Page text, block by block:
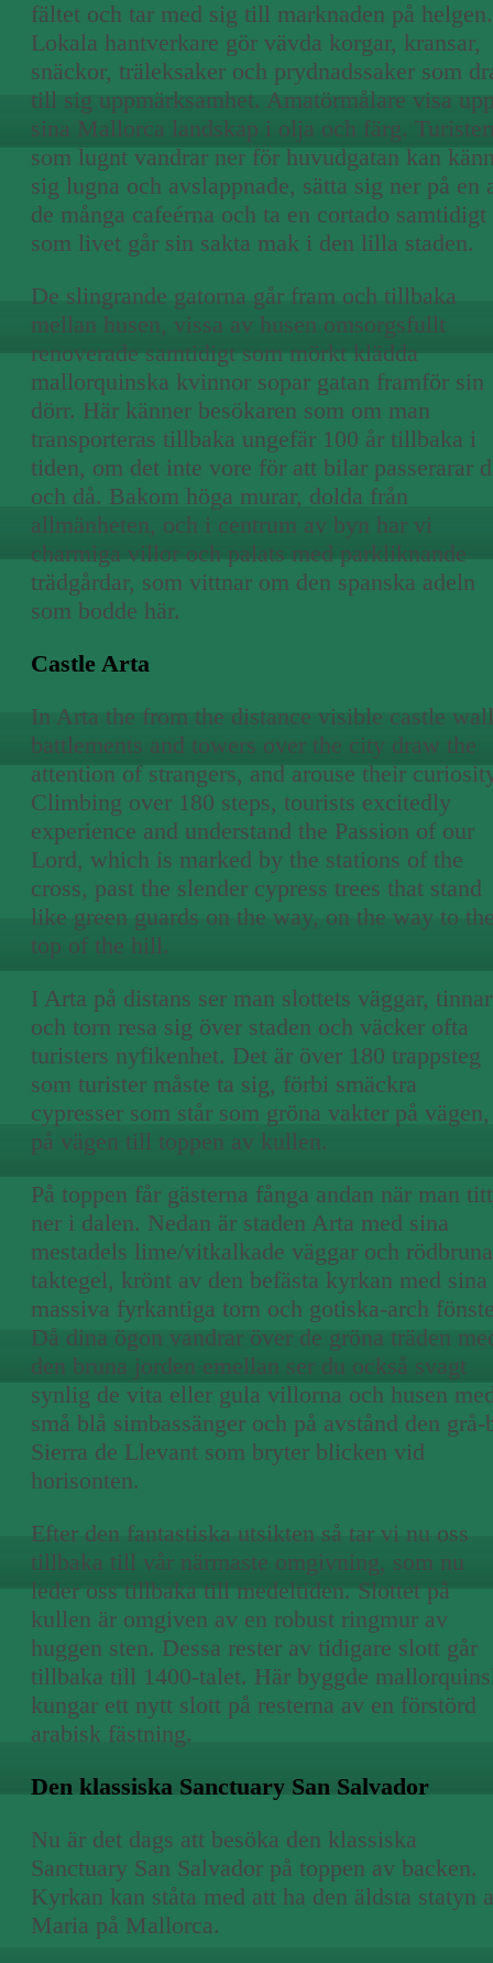
fältet och tar med sig till marknaden på helgen.
Lokala hantverkare gör vävda korgar, kransar,
snäckor, träleksaker och prydnadssaker som
till sig uppmärksamhet. Amatörmålare visa
sina Mallorca landskap i olja och färg.
som lugnt vandrar ner för huvudgatan kan
sig lugna och avslappnade, sätta sig ner på en
de många cafeérna och ta en cortado samtidigt
som livet går sin sakta mak i den lilla staden.
De slingrande gatorna går fram och tillbaka
mellan husen, vissa av husen omsorgsfullt
renoverade samtidigt som mörkt klädda
mallorquinska kvinnor sopar gatan framför sin
dörr. Här känner besökaren som om man
transporteras tillbaka ungefär 100 år tillbaka i
tiden, om det inte vore för att bilar passerarar
och då. Bakom höga murar, dolda från
allmänheten, och i centrum av byn har vi
charmiga villor och palats med parkliknande
trädgårdar, som vittnar om den spanska adeln
som bodde här.
Castle Arta
In Arta the from the distance visible castle
battlements and towers over the city draw the
attention of strangers, and arouse their
Climbing over 180 steps, tourists excitedly
experience and understand the Passion of our
Lord, which is marked by the stations of the
cross, past the slender cypress trees that stand
like green guards on the way, on the way to
top of the hill.
I Arta på distans ser man slottets väggar, tinnar
och torn resa sig över staden och väcker ofta
turisters nyfikenhet. Det är över 180 trappsteg
som turister måste ta sig, förbi smäckra
cypresser som står som gröna vakter på vägen,
på vägen till toppen av kullen.
På toppen får gästerna fånga andan när man
ner i dalen. Nedan är staden Arta med sina
mestadels lime/vitkalkade väggar och rödbruna
taktegel, krönt av den befästa kyrkan med sina
massiva fyrkantiga torn och gotiska-arch
Då dina ögon vandrar över de gröna träden
den bruna jorden emellan ser du också svagt
synlig de vita eller gula villorna och husen
små blå simbassänger och på avstånd den grå-
Sierra de Llevant som bryter blicken vid
horisonten.
Efter den fantastiska utsikten så tar vi nu oss
tillbaka till vår närmaste omgivning, som nu
leder oss tillbaka till medeltiden. Slottet på
kullen är omgiven av en robust ringmur av
huggen sten. Dessa rester av tidigare slott går
tillbaka till 1400-talet. Här byggde
kungar ett nytt slott på resterna av en förstörd
arabisk fästning.
Den klassiska Sanctuary San Salvador
Nu är det dags att besöka den klassiska
Sanctuary San Salvador på toppen av backen.
Kyrkan kan ståta med att ha den äldsta statyn
Maria på Mallorca.